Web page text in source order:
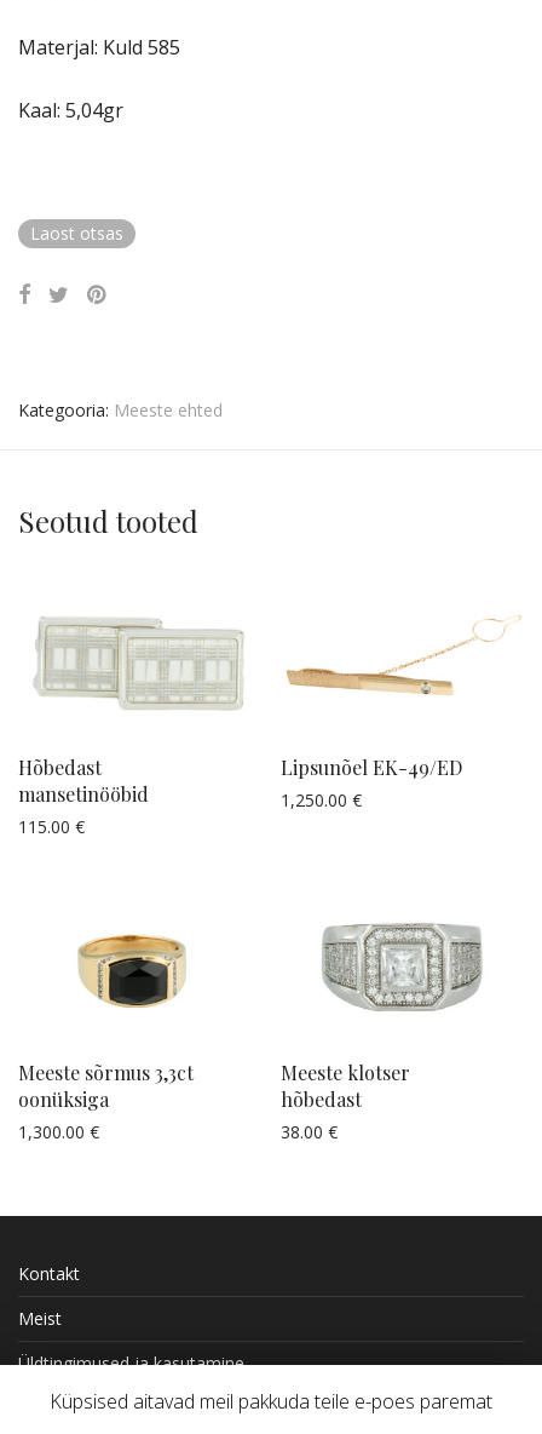
Materjal: Kuld 585
Kaal: 5,04gr
Laost otsas
Kategooria: Meeste ehted
Seotud tooted
Hõbedast
mansetinööbid
115.00 €
Küsi pakkumist
Lipsunõel EK-49/ED
1,250.00 €
Küsi pakkumist
Meeste sõrmus 3,3ct
oonüksiga
1,300.00 €
Küsi pakkumist
Meeste klotser
hõbedast
38.00 €
Küsi pakkumist
Kontakt
Meist
Üldtingimused ja kasutamine
Kohaletoimetamine ja tasumine
Küpsised aitavad meil pakkuda teile e-poes paremat